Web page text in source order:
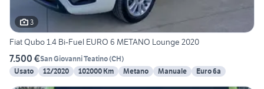
3
Fiat Qubo 1.4 Bi-Fuel EURO 6 METANO Lounge 2020
7.500 €San Giovanni Teatino(CH)
Usato
12/2020 102000 Km Metano Manuale Euro 6a